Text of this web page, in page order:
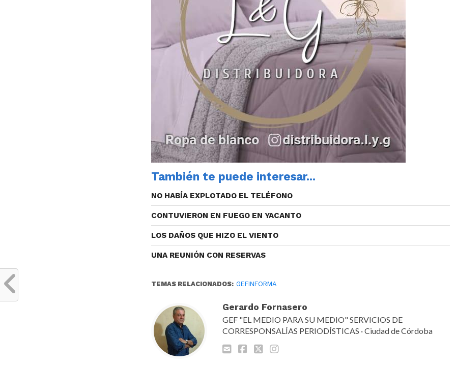
También te puede interesar...
NO HABÍA EXPLOTADO EL TELÉFONO
CONTUVIERON EN FUEGO EN YACANTO
LOS DAÑOS QUE HIZO EL VIENTO
UNA REUNIÓN CON RESERVAS
TEMAS RELACIONADOS: GEFINFORMA
Gerardo Fornasero
GEF "EL MEDIO PARA SU MEDIO" SERVICIOS DE
CORRESPONSALÍAS PERIODÍSTICAS · Ciudad de Córdoba